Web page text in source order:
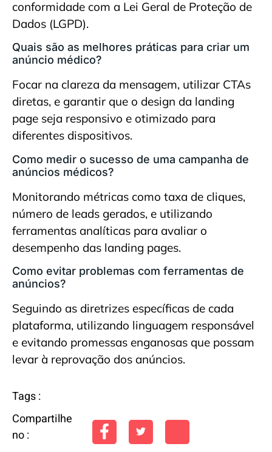
conformidade com a Lei Geral de Proteção de
Dados (LGPD).
Quais são as melhores práticas para criar um
anúncio médico?
Focar na clareza da mensagem, utilizar CTAs
diretas, e garantir que o design da landing
page seja responsivo e otimizado para
diferentes dispositivos.
Como medir o sucesso de uma campanha de
anúncios médicos?
Monitorando métricas como taxa de cliques,
número de leads gerados, e utilizando
ferramentas analíticas para avaliar o
desempenho das landing pages.
Como evitar problemas com ferramentas de
anúncios?
Seguindo as diretrizes específicas de cada
plataforma, utilizando linguagem responsável
e evitando promessas enganosas que possam
levar à reprovação dos anúncios.
Tags :
Compartilhe
no :